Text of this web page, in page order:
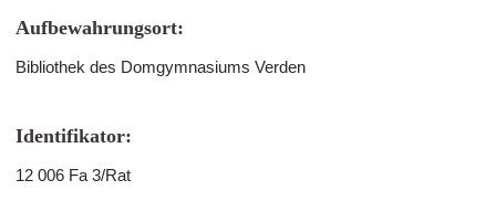
Aufbewahrungsort:
Bibliothek des Domgymnasiums Verden
Identifikator:
12 006 Fa 3/Rat